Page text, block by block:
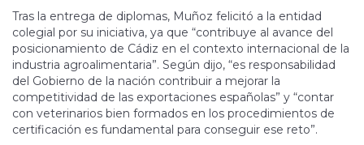
Tras la entrega de diplomas, Muñoz felicitó a la entidad
colegial por su iniciativa, ya que “contribuye al avance del
posicionamiento de Cádiz en el contexto internacional de la
industria agroalimentaria”. Según dijo, “es responsabilidad
del Gobierno de la nación contribuir a mejorar la
competitividad de las exportaciones españolas” y “contar
con veterinarios bien formados en los procedimientos de
certificación es fundamental para conseguir ese reto”.